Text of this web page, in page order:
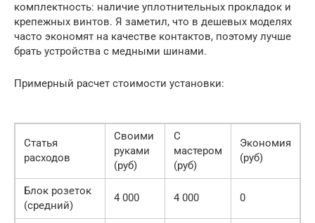
комплектность: наличие уплотнительных прокладок и
крепежных винтов. Я заметил, что в дешевых моделях
часто экономят на качестве контактов, поэтому лучше
брать устройства с медными шинами.
Примерный расчет стоимости установки:
Статья
расходов
Своими
руками
(руб)
С
мастером
(руб)
Экономия
(руб)
Блок розеток
(средний)
4 000 4 000 0